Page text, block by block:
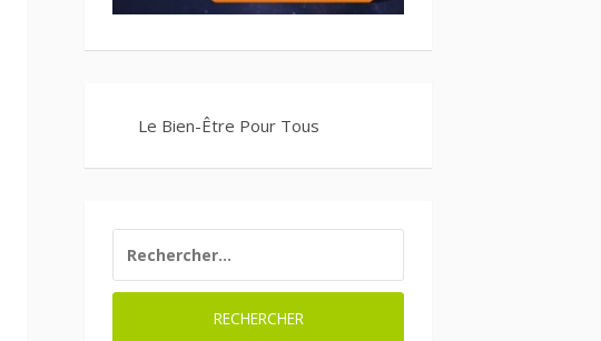
Le Bien-Être Pour Tous